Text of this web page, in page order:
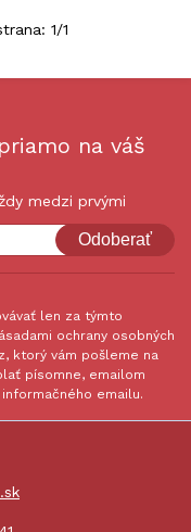
1/1
na váš
medzi prvými
Odoberať
len za týmto
ochrany osobných
ktorý vám pošleme na
písomne, emailom
emailu.